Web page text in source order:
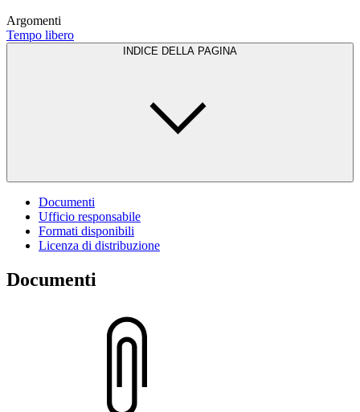
Argomenti
Tempo libero
INDICE DELLA PAGINA
Documenti
Ufficio responsabile
Formati disponibili
Licenza di distribuzione
Documenti